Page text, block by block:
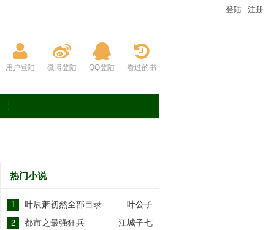
登陆 注册
看过的书
QQ登陆
微博登陆
用户登陆
热门小说
1 叶公子
叶辰萧初然全部目录
2 江城子七
都市之最强狂兵